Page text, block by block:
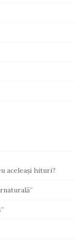
aceleași hituri?